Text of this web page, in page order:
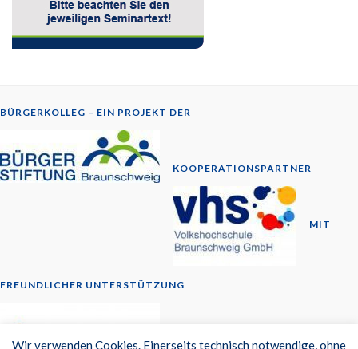
BÜRGERKOLLEG – EIN PROJEKT DER
KOOPERATIONSPARTNER
MIT
FREUNDLICHER UNTERSTÜTZUNG
© 2014-2026
Wir verwenden Cookies. Einerseits technisch notwendige, ohne